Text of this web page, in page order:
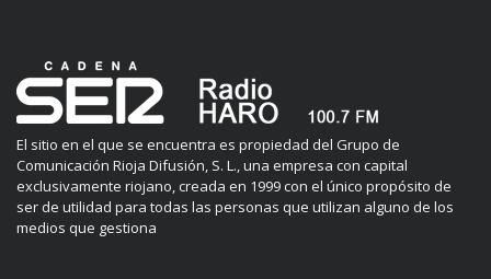
El sitio en el que se encuentra es propiedad del Grupo de
Comunicación Rioja Difusión, S. L., una empresa con capital
exclusivamente riojano, creada en 1999 con el único propósito de
ser de utilidad para todas las personas que utilizan alguno de los
medios que gestiona